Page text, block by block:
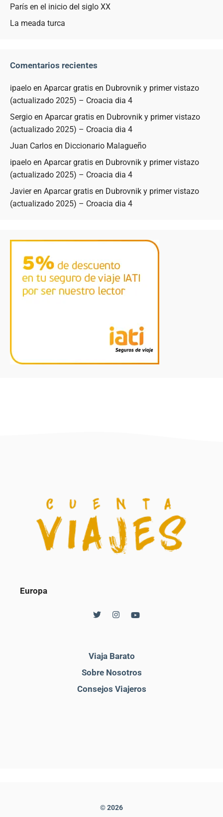
París en el inicio del siglo XX
La meada turca
Comentarios recientes
ipaelo en Aparcar gratis en Dubrovnik y primer vistazo
(actualizado 2025) – Croacia dia 4
Sergio en Aparcar gratis en Dubrovnik y primer vistazo
(actualizado 2025) – Croacia dia 4
Juan Carlos en Diccionario Malagueño
ipaelo en Aparcar gratis en Dubrovnik y primer vistazo
(actualizado 2025) – Croacia dia 4
Javieren Aparcar gratis en Dubrovnik y primer vistazo
(actualizado 2025) – Croacia dia 4
Europa
Viaja Barato
Sobre Nosotros
Consejos Viajeros
© 2026